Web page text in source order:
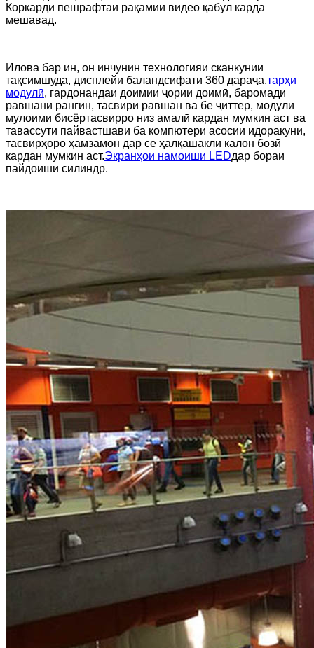
Коркарди пешрафтаи рақамии видео қабул карда
мешавад.
Илова бар ин, он инчунин технологияи сканкунии
тақсимшуда, дисплейи баландсифати 360 дараҷа,тарҳи
модулӣ, гардонандаи доимии ҷории доимӣ, баромади
равшани рангин, тасвири равшан ва бе ҷиттер, модули
мулоими бисёртасвирро низ амалӣ кардан мумкин аст ва
тавассути пайвастшавӣ ба компютери асосии идоракунӣ,
тасвирҳоро ҳамзамон дар се ҳалқашакли калон бозӣ
кардан мумкин аст.Экранҳои намоиши LEDдар бораи
пайдоиши силиндр.